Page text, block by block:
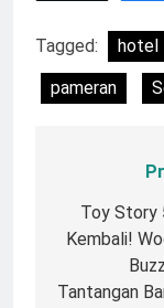
Tagged: hotel
pameran
Navigasi
pos
Toy Story
Kembali!
Tantangan